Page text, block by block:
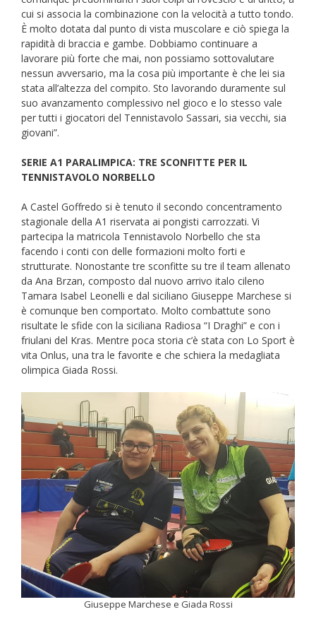
cui si associa la combinazione con la velocità a tutto tondo.
È molto dotata dal punto di vista muscolare e ciò spiega la
rapidità di braccia e gambe. Dobbiamo continuare a
lavorare più forte che mai, non possiamo sottovalutare
nessun avversario, ma la cosa più importante è che lei sia
stata all’altezza del compito. Sto lavorando duramente sul
suo avanzamento complessivo nel gioco e lo stesso vale
per tutti i giocatori del Tennistavolo Sassari, sia vecchi, sia
giovani”.
SERIE A1 PARALIMPICA: TRE SCONFITTE PER IL
TENNISTAVOLO NORBELLO
A Castel Goffredo si è tenuto il secondo concentramento
stagionale della A1 riservata ai pongisti carrozzati. Vi
partecipa la matricola Tennistavolo Norbello che sta
facendo i conti con delle formazioni molto forti e
strutturate. Nonostante tre sconfitte su tre il team allenato
da Ana Brzan, composto dal nuovo arrivo italo cileno
Tamara Isabel Leonelli e dal siciliano Giuseppe Marchese si
è comunque ben comportato. Molto combattute sono
risultate le sfide con la siciliana Radiosa “I Draghi” e con i
friulani del Kras. Mentre poca storia c’è stata con Lo Sport è
vita Onlus, una tra le favorite e che schiera la medagliata
olimpica Giada Rossi.
Giuseppe Marchese e Giada Rossi